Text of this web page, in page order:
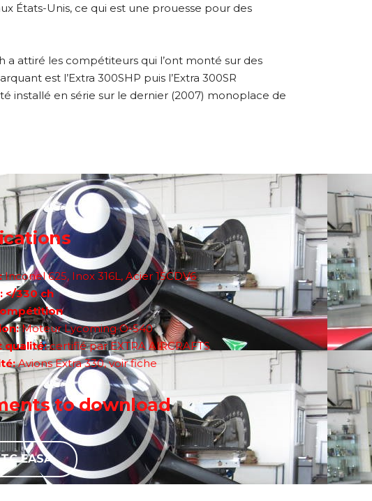
États-Unis, ce qui est une prouesse pour des
a attiré les compétiteurs qui l’ont monté sur des
est l’Extra 300SHP puis l’Extra 300SR
installé en série sur le dernier (2007) monoplace de
Inconel 625, Inox 316L, Acier 15CDV6
</330 ch
Moteur Lycoming O-540
qualité:certifié par EXTRA AIRCRAFTS
Avions Extra 330, voir fiche
to download
EASA